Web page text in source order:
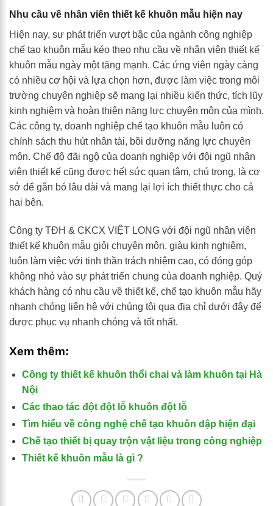
Nhu cầu về nhân viên thiết kế khuôn mẫu hiện nay
Hiện nay, sự phát triển vượt bậc của ngành công nghiệp
chế tạo khuôn mẫu kéo theo nhu cầu về nhân viên thiết kế
khuôn mẫu ngày một tăng mạnh. Các ứng viên ngày càng
có nhiều cơ hội và lựa chọn hơn, được làm việc trong môi
trường chuyên nghiệp sẽ mang lại nhiều kiến thức, tích lũy
kinh nghiệm và hoàn thiện năng lực chuyên môn của mình.
Các công ty, doanh nghiệp chế tạo khuôn mẫu luôn có
chính sách thu hút nhân tài, bồi dưỡng năng lực chuyên
môn. Chế độ đãi ngộ của doanh nghiệp với đội ngũ nhân
viên thiết kế cũng được hết sức quan tâm, chú trọng, là cơ
sở để gắn bó lâu dài và mang lại lợi ích thiết thực cho cả
hai bên.
Công ty TĐH & CKCX VIỆT LONG với đội ngũ nhân viên
thiết kế khuôn mẫu giỏi chuyên môn, giàu kinh nghiệm,
luôn làm việc với tinh thần trách nhiệm cao, có đóng góp
không nhỏ vào sự phát triển chung của doanh nghiệp. Quý
khách hàng có nhu cầu về thiết kế, chế tạo khuôn mẫu hãy
nhanh chóng liên hệ với chúng tôi qua địa chỉ dưới đây để
được phục vụ nhanh chóng và tốt nhất.
Xem thêm:
Công ty thiết kế khuôn thổi chai và làm khuôn tại Hà
Nội
Các thao tác đột đột lỗ khuôn đột lỗ
Tìm hiểu về công nghệ chế tạo khuôn dập hiện đại
Chế tạo thiết bị quay trộn vật liệu trong công nghiệp
Thiết kế khuôn mẫu là gì ?